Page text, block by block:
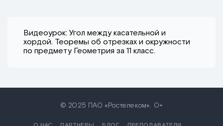
Видеоурок: Угол между касательной и
хордой. Теоремы об отрезках и окружности
по предмету Геометрия за 11 класс.
© 2025 ПАО «Ростелеком». 0+